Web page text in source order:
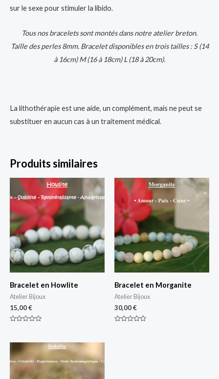
sur le sexe pour stimuler la libido.
Tous nos bracelets sont montés dans notre atelier breton.
Taille des perles 8mm. Bracelet disponibles en trois tailles : S (14
à 16cm) M (16 à 18cm) L (18 à 20cm).
La lithothérapie est une aide, un complément, mais ne peut se
substituer en aucun cas à un traitement médical.
Produits similaires
Bracelet en Howlite
Atelier Bijoux
15,00€
Bracelet en Morganite
Atelier Bijoux
30,00€